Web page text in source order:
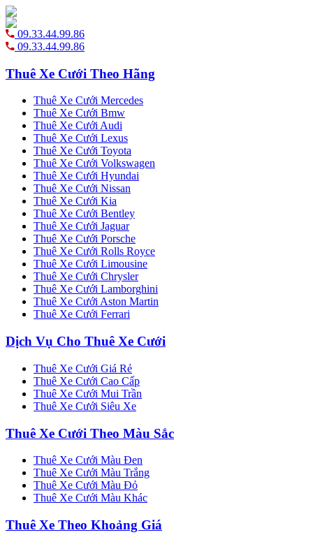
09.33.44.99.86
09.33.44.99.86
Thuê Xe Cưới Theo Hãng
Thuê Xe Cưới Mercedes
Thuê Xe Cưới Bmw
Thuê Xe Cưới Audi
Thuê Xe Cưới Lexus
Thuê Xe Cưới Toyota
Thuê Xe Cưới Volkswagen
Thuê Xe Cưới Hyundai
Thuê Xe Cưới Nissan
Thuê Xe Cưới Kia
Thuê Xe Cưới Bentley
Thuê Xe Cưới Jaguar
Thuê Xe Cưới Porsche
Thuê Xe Cưới Rolls Royce
Thuê Xe Cưới Limousine
Thuê Xe Cưới Chrysler
Thuê Xe Cưới Lamborghini
Thuê Xe Cưới Aston Martin
Thuê Xe Cưới Ferrari
Dịch Vụ Cho Thuê Xe Cưới
Thuê Xe Cưới Giá Rẻ
Thuê Xe Cưới Cao Cấp
Thuê Xe Cưới Mui Trần
Thuê Xe Cưới Siêu Xe
Thuê Xe Cưới Theo Màu Sắc
Thuê Xe Cưới Màu Đen
Thuê Xe Cưới Màu Trắng
Thuê Xe Cưới Màu Đỏ
Thuê Xe Cưới Màu Khác
Thuê Xe Theo Khoảng Giá